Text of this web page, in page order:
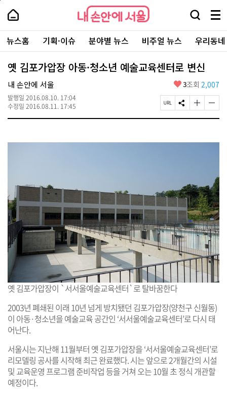
본
로
가
내
손
안
에
서
울
-
서
울
시
대
표
소
털
내
손
에
울
검
창
열
기
메
뉴
전
체
보
주
요
서
뉴스홈 기획·이슈 분야별 뉴스 비주얼 뉴스 우리동
옛 김포가압장 아동·청소년 예술교육센터로 변신
내 손안에 서울
발행일 2016.08.10. 17:04
수정일 2016.08.11. 17:45
좋
요
3조회 2,007
페
이
R
S
N
유
글
자
크
기
글
자
작
하
기
옛 김포가압장이 `서서울예술교육센터`로 탈바꿈한다
2003년 폐쇄된 이래 10년 넘게 방치됐던 김포가압장(양천구 신월동)
이 아동·청소년을 예술교육 공간인 ‘서서울예술교육센터’로 다시 태
어난다.
서울시는 지난해 11월부터 옛 김포가압장을 ‘서서울예술교육센터’로
리모델링 공사를 시작해 최근 완료했다. 시는 앞으로 2개월간의 시설
및 교육운영 프로그램 준비작업 등을 거쳐 오는 10월 초 정식 개관할
예정이다.
페
상
단
로